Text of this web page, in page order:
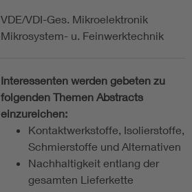
VDE/VDI-Ges. Mikroelektronik
Mikrosystem- u. Feinwerktechnik
Interessenten werden gebeten zu
folgenden Themen Abstracts
einzureichen:
Kontaktwerkstoffe, Isolierstoffe,
Schmierstoffe und Alternativen
Nachhaltigkeit entlang der
gesamten Lieferkette